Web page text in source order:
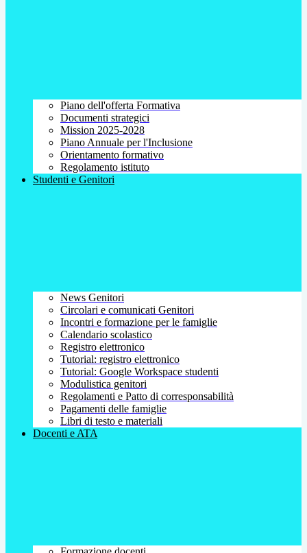
Piano dell'offerta Formativa
Documenti strategici
Mission 2025-2028
Piano Annuale per l'Inclusione
Orientamento formativo
Regolamento istituto
Studenti e Genitori
News Genitori
Circolari e comunicati Genitori
Incontri e formazione per le famiglie
Calendario scolastico
Registro elettronico
Tutorial: registro elettronico
Tutorial: Google Workspace studenti
Modulistica genitori
Regolamenti e Patto di corresponsabilità
Pagamenti delle famiglie
Libri di testo e materiali
Docenti e ATA